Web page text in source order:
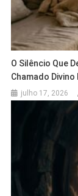
O Silêncio Que
Chamado
julho 17, 2026